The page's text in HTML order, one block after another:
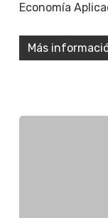
Economía
Más